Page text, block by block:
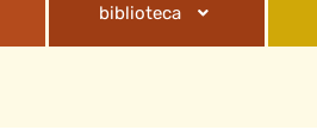
biblioteca